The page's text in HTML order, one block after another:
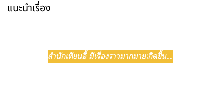
แนะนำเรื่อง
สำนักเทียนอี้ มีเรื่องาาาเกิดขึ้น....